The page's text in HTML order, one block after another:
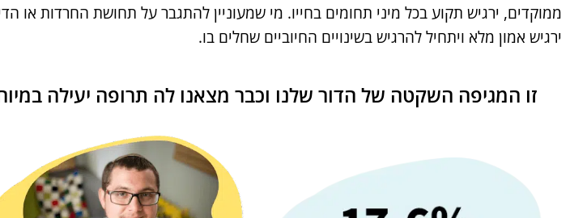
ממוקדים, ירגיש תקוע בכל מיני תחומים בחייו. מי שמעוניין להתגבר על תחושת החרדות או
ירגיש אמון מלא ויתחיל להרגיש בשינויים החיוביים שחלים בו.
זו המגיפה השקטה של הדור שלנו וכבר מצאנו לה תרופה יעילה